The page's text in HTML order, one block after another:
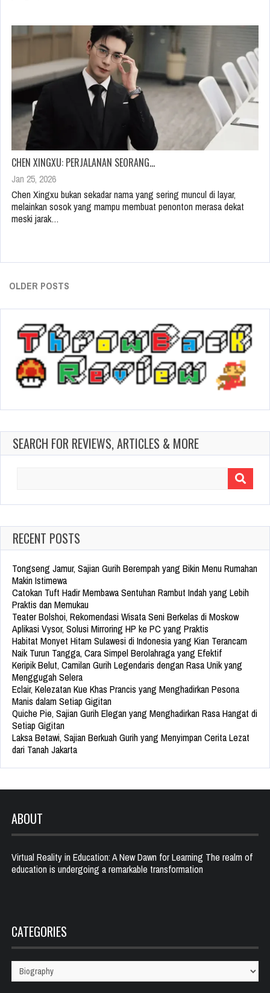
CHEN XINGXU: PERJALANAN SEORANG…
Jan 25, 2026
Chen Xingxu bukan sekadar nama yang sering muncul di layar,
melainkan sosok yang mampu membuat penonton merasa dekat
meski jarak…
OLDER POSTS
SEARCH FOR REVIEWS, ARTICLES & MORE
RECENT POSTS
Tongseng Jamur, Sajian Gurih Berempah yang Bikin Menu Rumahan
Makin Istimewa
Catokan Tuft Hadir Membawa Sentuhan Rambut Indah yang Lebih
Praktis dan Memukau
Teater Bolshoi, Rekomendasi Wisata Seni Berkelas di Moskow
Aplikasi Vysor, Solusi Mirroring HP ke PC yang Praktis
Habitat Monyet Hitam Sulawesi di Indonesia yang Kian Terancam
Naik Turun Tangga, Cara Simpel Berolahraga yang Efektif
Keripik Belut, Camilan Gurih Legendaris dengan Rasa Unik yang
Menggugah Selera
Eclair, Kelezatan Kue Khas Prancis yang Menghadirkan Pesona
Manis dalam Setiap Gigitan
Quiche Pie, Sajian Gurih Elegan yang Menghadirkan Rasa Hangat di
Setiap Gigitan
Laksa Betawi, Sajian Berkuah Gurih yang Menyimpan Cerita Lezat
dari Tanah Jakarta
ABOUT
Virtual Reality in Education: A New Dawn for Learning The realm of
education is undergoing a remarkable transformation
CATEGORIES
Categories